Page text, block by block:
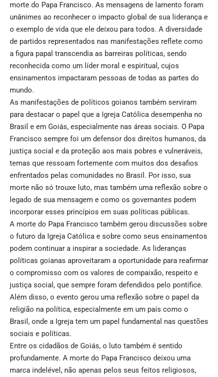
morte do Papa Francisco. As mensagens de lamento foram
unânimes ao reconhecer o impacto global de sua liderança e
o exemplo de vida que ele deixou para todos. A diversidade
de partidos representados nas manifestações reflete como
a figura papal transcendia as barreiras políticas, sendo
reconhecida como um líder moral e espiritual, cujos
ensinamentos impactaram pessoas de todas as partes do
mundo.
As manifestações de políticos goianos também serviram
para destacar o papel que a Igreja Católica desempenha no
Brasil e em Goiás, especialmente nas áreas sociais. O Papa
Francisco sempre foi um defensor dos direitos humanos, da
justiça social e da proteção aos mais pobres e vulneráveis,
temas que ressoam fortemente com muitos dos desafios
enfrentados pelas comunidades no Brasil. Por isso, sua
morte não só trouxe luto, mas também uma reflexão sobre o
legado de sua mensagem e como os governantes podem
incorporar esses princípios em suas políticas públicas.
A morte do Papa Francisco também gerou discussões sobre
o futuro da Igreja Católica e sobre como seus ensinamentos
podem continuar a inspirar a sociedade. As lideranças
políticas goianas aproveitaram a oportunidade para reafirmar
o compromisso com os valores de compaixão, respeito e
justiça social, que sempre foram defendidos pelo pontífice.
Além disso, o evento gerou uma reflexão sobre o papel da
religião na política, especialmente em um país como o
Brasil, onde a Igreja tem um papel fundamental nas questões
sociais e políticas.
Entre os cidadãos de Goiás, o luto também é sentido
profundamente. A morte do Papa Francisco deixou uma
marca indelével, não apenas pelos seus feitos religiosos,